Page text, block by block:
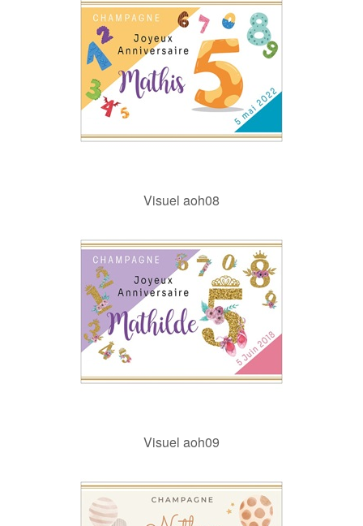
Visuel aoh08
Visuel aoh09